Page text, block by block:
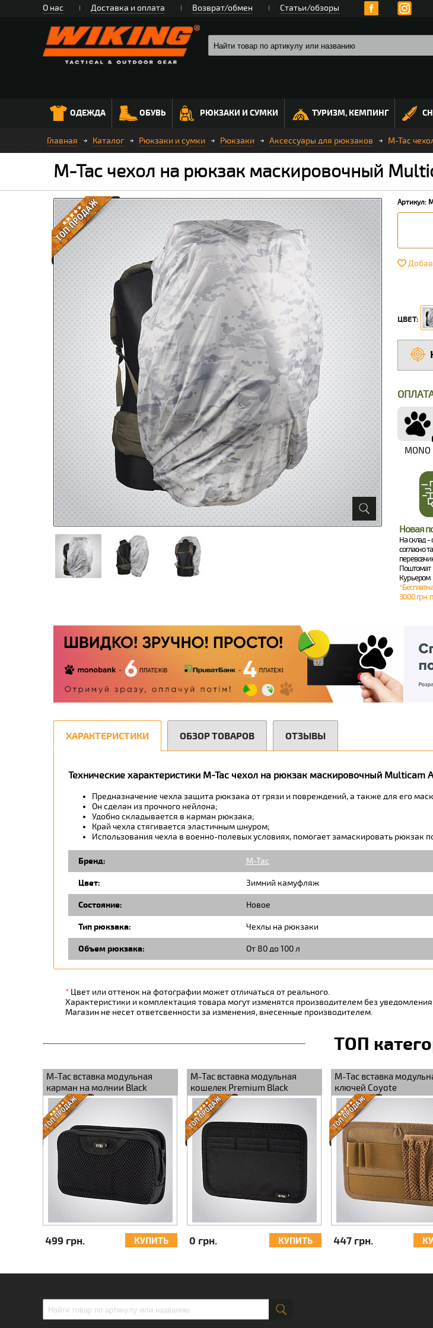
О нас Доставка и оплата Возврат/обмен Статьи/обзоры
ОДЕЖДА ОБУВЬ РЮКЗАКИ И СУМКИ ТУРИЗМ, КЕМПИНГ
Главная Каталог Рюкзаки и сумки Рюкзаки Аксессуары для рюкзаков M-Tac
M-Tac чехол на рюкзак маскировочный
Артикул:
ЦВЕТ:
MONO
Новая
На склад -
согласно
Поштомат
Курьером
3000 грн.
ХАРАКТЕРИСТИКИ
Технические характеристики M-Tac чехол на рюкзак маскировочный Multicam
Предназначение чехла защита рюкзака от грязи и повреждений, а также для его
Он сделан из прочного нейлона;
Удобно складывается в карман рюкзака;
Край чехла стягивается эластичным шнуром;
Использования чехла в военно-полевых условиях, помогает замаскировать рюкзак
Бренд: M-Tac
Цвет: Зимний камуфляж
Состояние: Новое
Тип рюкзака: Чехлы на рюкзаки
Объем рюкзака: От 80 до 100 л
ОБЗОР ТОВАРОВ ОТЗЫВЫ
* Цвет или оттенок на фотографии может отличаться от реального.
Характеристики и комплектация товара могут изменятся производителем без
Магазин не несет ответсвенности за изменения, внесенные производителем.
ТОП
M-Tac вставка модульная
карман на молнии Black
499 грн. КУПИТЬ
M-Tac вставка модульная
кошелек Premium Black
0 грн. КУПИТЬ
M-Tac вставка
ключей Coyote
447 грн.